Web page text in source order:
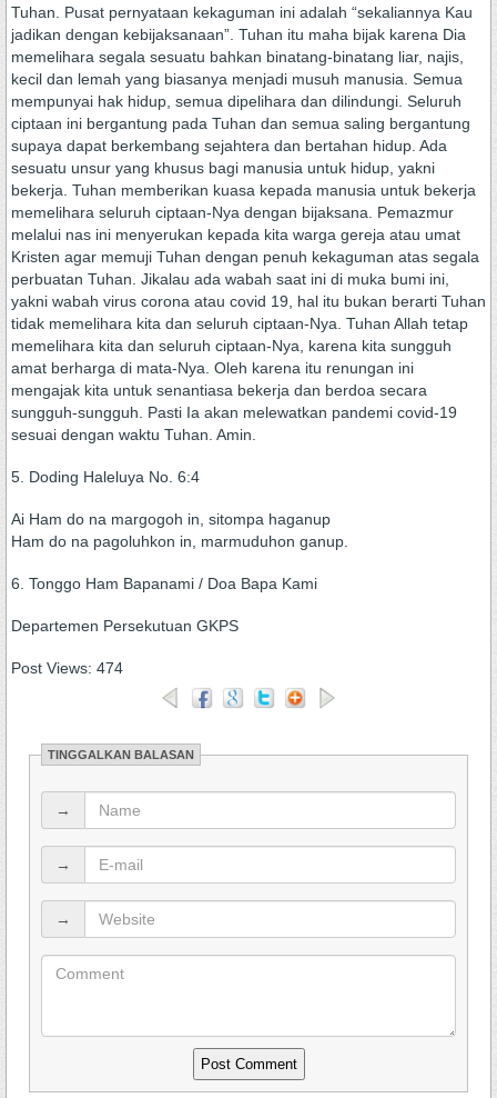
Tuhan. Pusat pernyataan kekaguman ini adalah “sekaliannya Kau
jadikan dengan kebijaksanaan”. Tuhan itu maha bijak karena Dia
memelihara segala sesuatu bahkan binatang-binatang liar, najis,
kecil dan lemah yang biasanya menjadi musuh manusia. Semua
mempunyai hak hidup, semua dipelihara dan dilindungi. Seluruh
ciptaan ini bergantung pada Tuhan dan semua saling bergantung
supaya dapat berkembang sejahtera dan bertahan hidup. Ada
sesuatu unsur yang khusus bagi manusia untuk hidup, yakni
bekerja. Tuhan memberikan kuasa kepada manusia untuk bekerja
memelihara seluruh ciptaan-Nya dengan bijaksana. Pemazmur
melalui nas ini menyerukan kepada kita warga gereja atau umat
Kristen agar memuji Tuhan dengan penuh kekaguman atas segala
perbuatan Tuhan. Jikalau ada wabah saat ini di muka bumi ini,
yakni wabah virus corona atau covid 19, hal itu bukan berarti Tuhan
tidak memelihara kita dan seluruh ciptaan-Nya. Tuhan Allah tetap
memelihara kita dan seluruh ciptaan-Nya, karena kita sungguh
amat berharga di mata-Nya. Oleh karena itu renungan ini
mengajak kita untuk senantiasa bekerja dan berdoa secara
sungguh-sungguh. Pasti Ia akan melewatkan pandemi covid-19
sesuai dengan waktu Tuhan. Amin.
5. Doding Haleluya No. 6:4
Ai Ham do na margogoh in, sitompa haganup
Ham do na pagoluhkon in, marmuduhon ganup.
6. Tonggo Ham Bapanami / Doa Bapa Kami
Departemen Persekutuan GKPS
Post Views: 474
TINGGALKAN BALASAN
→
→
→